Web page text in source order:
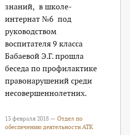
знаний, в школе-
интернат №6 под
руководством
воспитателя 9 класса
Бабаевой Э.Г. прошла
беседа по профилактике
правонарушений среди
несовершеннолетних.
13 февраля 2018 —Отдел по
обеспечению деятельности АТК